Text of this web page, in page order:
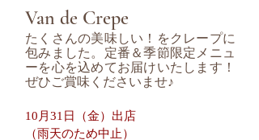
Van de Crepe
たくさんの美味しい！をクレープに
包みました。定番＆季節限定メニュ
ーを心を込めてお届けいたします！
ぜひご賞味くださいませ♪
10月31日（金）出店
（雨天のため中止）